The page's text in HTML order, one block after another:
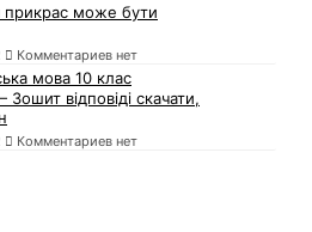
прикрас може бути
Комментариев нет
мова 10 клас
відповіді скачати,
Комментариев нет